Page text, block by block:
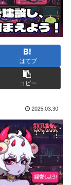
はてブ
コピー
2025.03.30